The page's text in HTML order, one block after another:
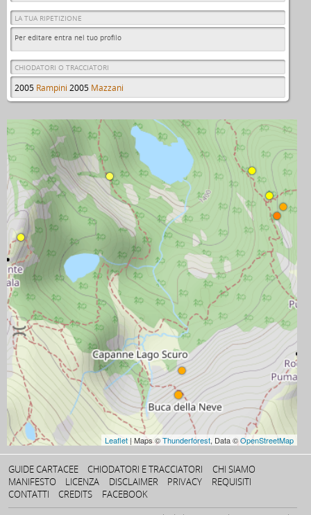
Leaflet | Maps ©Thunderforest, Data ©OpenStreetMap
LA TUA RIPETIZIONE
Per editare entra nel tuo profilo
CHIODATORI O TRACCIATORI
2005 Rampini 2005 Mazzani
GUIDE CARTACEE CHIODATORI E TRACCIATORI
CHI SIAMO
MANIFESTO
LICENZA DISCLAIMER PRIVACY
REQUISITI
CONTATTI
CREDITS FACEBOOK